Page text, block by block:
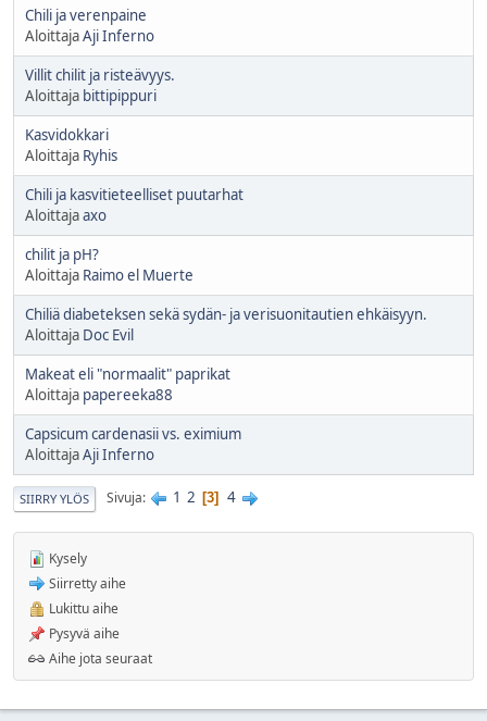
Chili ja verenpaine
AloittajaAji Inferno
Villit chilit ja risteävyys.
Aloittaja bittipippuri
Kasvidokkari
Aloittaja Ryhis
Chili ja kasvitieteelliset puutarhat
Aloittajaaxo
chilit ja pH?
Aloittaja Raimo el Muerte
Chiliä diabeteksen sekä sydän- ja verisuonitautien ehkäisyyn.
Aloittaja Doc Evil
Makeat eli "normaalit" paprikat
Aloittaja papereeka88
Capsicum cardenasii vs. eximium
AloittajaAji Inferno
SIIRRY YLÖS Sivuja 1 2 3 4
Kysely
Siirretty aihe
Lukittu aihe
Pysyvä aihe
Aihe jota seuraat